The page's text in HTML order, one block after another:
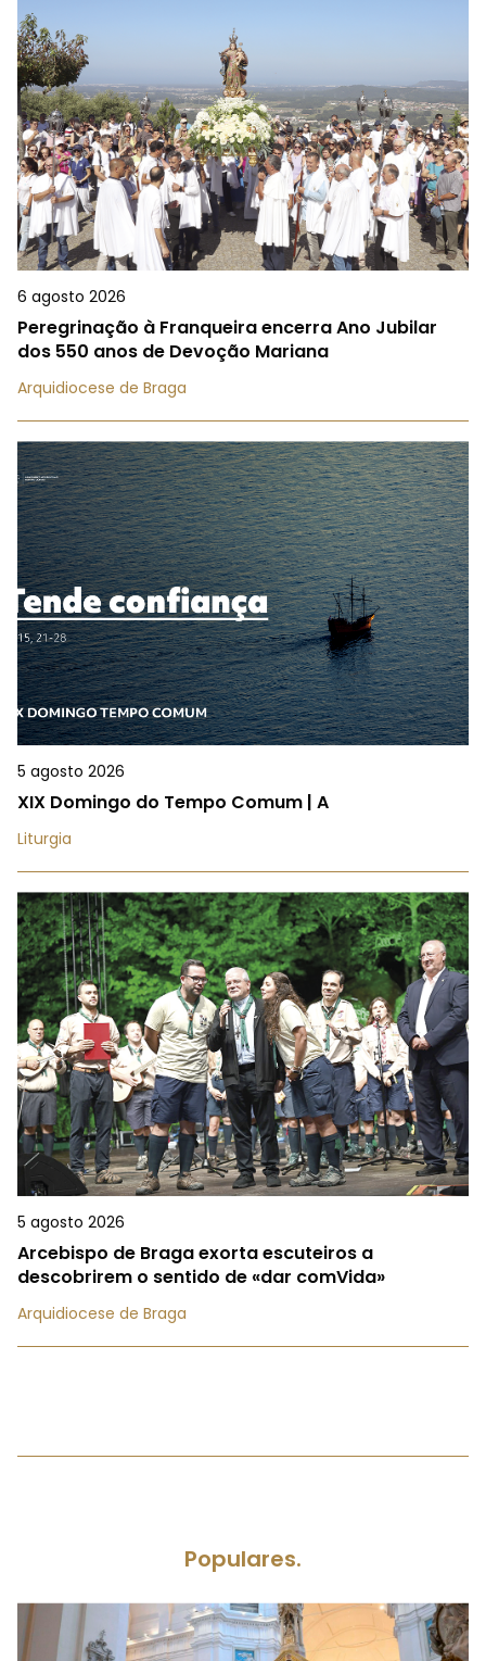
6 agosto 2026
Peregrinação à Franqueira encerra Ano Jubilar
dos 550 anos de Devoção Mariana
Arquidiocese de Braga
5 agosto 2026
XIX Domingo do Tempo Comum | A
Liturgia
5 agosto 2026
Arcebispo de Braga exorta escuteiros a
descobrirem o sentido de «dar comVida»
Arquidiocese de Braga
Populares.